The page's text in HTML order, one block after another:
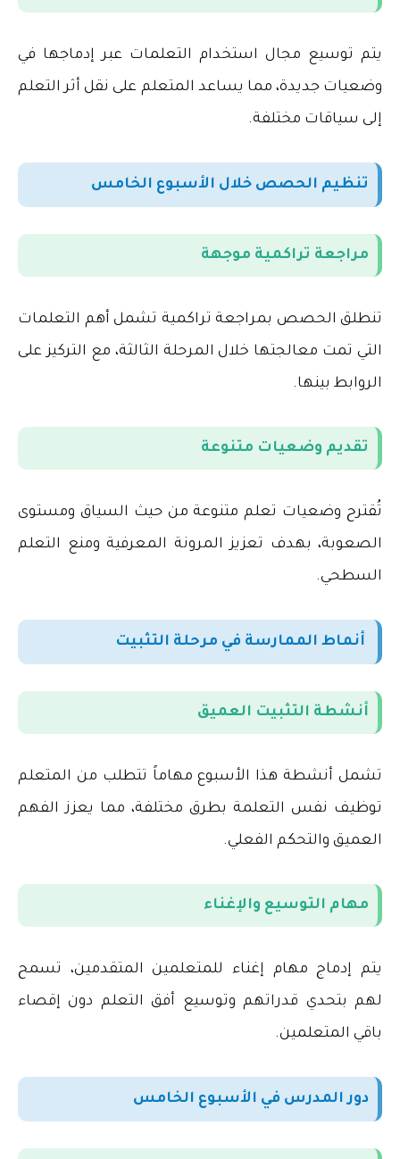
يتم توسيع مجال استخدام التعلمات عبر إدماجها في
وضعيات جديدة، مما يساعد المتعلم على نقل أثر التعلم
إلى سياقات مختلفة.
تنظيم الحصص خلال الأسبوع الخامس
مراجعة تراكمية موجهة
تنطلق الحصص بمراجعة تراكمية تشمل أهم التعلمات
التي تمت معالجتها خلال المرحلة الثالثة، مع التركيز على
الروابط بينها.
تقديم وضعيات متنوعة
تُقترح وضعيات تعلم متنوعة من حيث السياق ومستوى
الصعوبة، بهدف تعزيز المرونة المعرفية ومنع التعلم
السطحي.
أنماط الممارسة في مرحلة التثبيت
أنشطة التثبيت العميق
تشمل أنشطة هذا الأسبوع مهاماً تتطلب من المتعلم
توظيف نفس التعلمة بطرق مختلفة، مما يعزز الفهم
العميق والتحكم الفعلي.
مهام التوسيع والإغناء
يتم إدماج مهام إغناء للمتعلمين المتقدمين، تسمح
لهم بتحدي قدراتهم وتوسيع أفق التعلم دون إقصاء
باقي المتعلمين.
دور المدرس في الأسبوع الخامس